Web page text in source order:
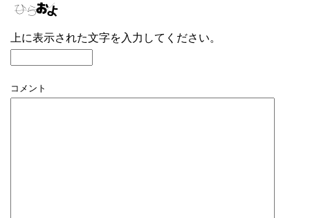
上に表示された文字を入力してください。
コメント